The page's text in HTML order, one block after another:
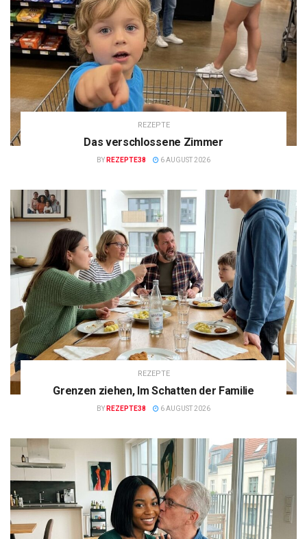
REZEPTE
Das verschlossene Zimmer
BY REZEPTE38 6 AUGUST 2026
REZEPTE
Grenzen ziehen, Im Schatten der Familie
BY REZEPTE38 6 AUGUST 2026